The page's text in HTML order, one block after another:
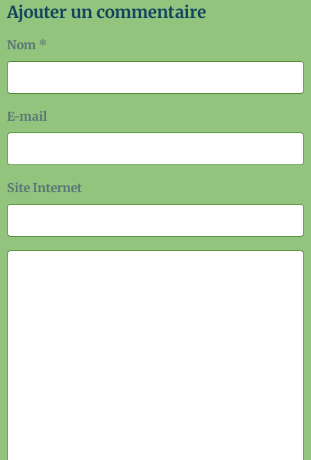
Ajouter un commentaire
Nom
E-mail
Site Internet